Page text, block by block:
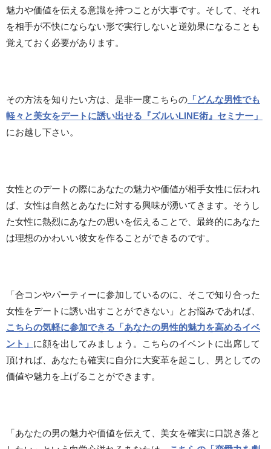
魅力や価値を伝える意識を持つことが大事です。そして、それ
を相手が不快にならない形で実行しないと逆効果になることも
覚えておく必要があります。
その方法を知りたい方は、是非一度こちらの 「どんな男性でも
軽々と美女をデートに誘い出せる『ズルいLINE術』セミナー」
にお越し下さい。
女性とのデートの際にあなたの魅力や価値が相手女性に伝われ
ば、女性は自然とあなたに対する興味が湧いてきます。そうし
た女性に熱烈にあなたの思いを伝えることで、最終的にあなた
は理想のかわいい彼女を作ることができるのです。
「合コンやパーティーに参加しているのに、そこで知り合った
女性をデートに誘い出すことができない」とお悩みであれば、
こちらの気軽に参加できる「あなたの男性的魅力を高めるイベ
ント」 に顔を出してみましょう。こちらのイベントに出席して
頂ければ、あなたも確実に自分に大変革を起こし、男としての
価値や魅力を上げることができます。
「あなたの男の魅力や価値を伝えて、美女を確実に口説き落と